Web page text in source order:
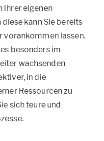
Ihrer eigenen
diese kann Sie bereits
vorankommen lassen.
besonders im
wachsenden
in die
Ressourcen zu
sich teure und